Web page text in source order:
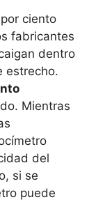
ciento
fabricantes
dentro
estrecho.
Mientras
del
si se
puede